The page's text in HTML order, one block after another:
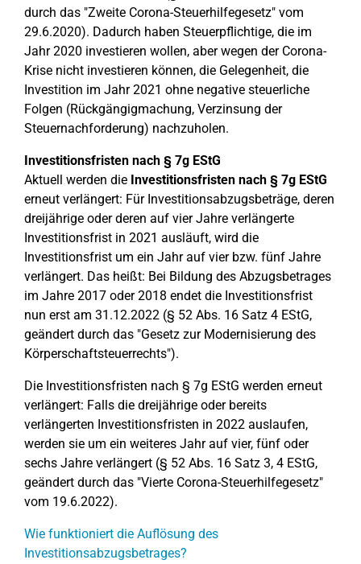
durch das "Zweite Corona-Steuerhilfegesetz" vom
29.6.2020). Dadurch haben Steuerpflichtige, die im
Jahr 2020 investieren wollen, aber wegen der Corona-
Krise nicht investieren können, die Gelegenheit, die
Investition im Jahr 2021 ohne negative steuerliche
Folgen (Rückgängigmachung, Verzinsung der
Steuernachforderung) nachzuholen.
Investitionsfristen nach § 7g EStG
Aktuell werden die Investitionsfristen nach § 7g EStG
erneut verlängert: Für Investitionsabzugsbeträge, deren
dreijährige oder deren auf vier Jahre verlängerte
Investitionsfrist in 2021 ausläuft, wird die
Investitionsfrist um ein Jahr auf vier bzw. fünf Jahre
verlängert. Das heißt: Bei Bildung des Abzugsbetrages
im Jahre 2017 oder 2018 endet die Investitionsfrist
nun erst am 31.12.2022 (§ 52 Abs. 16 Satz 4 EStG,
geändert durch das "Gesetz zur Modernisierung des
Körperschaftsteuerrechts").
Die Investitionsfristen nach § 7g EStG werden erneut
verlängert: Falls die dreijährige oder bereits
verlängerten Investitionsfristen in 2022 auslaufen,
werden sie um ein weiteres Jahr auf vier, fünf oder
sechs Jahre verlängert (§ 52 Abs. 16 Satz 3, 4 EStG,
geändert durch das "Vierte Corona-Steuerhilfegesetz"
vom 19.6.2022).
Wie funktioniert die Auflösung des
Investitionsabzugsbetrages?